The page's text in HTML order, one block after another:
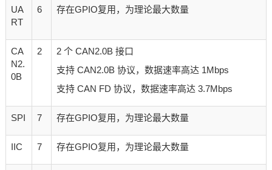
UA
RT
6 存在GPIO复用，为理论最大数量
CA
N2.
0B
2
2 个 CAN2.0B 接口
支持 CAN2.0B 协议，数据速率高达 1Mbps
支持 CAN FD 协议，数据速率高达 3.7Mbps
SPI 7 存在GPIO复用，为理论最大数量
IIC 7 存在GPIO复用，为理论最大数量